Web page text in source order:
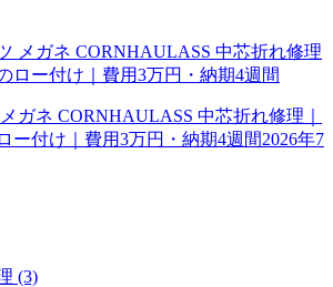
ガネ CORNHAULASS 中芯折れ修理｜
ー付け｜費用3万円・納期4週間2026年7
(3)